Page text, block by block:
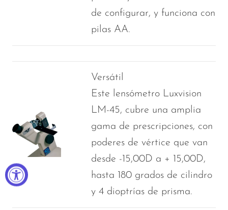
de configurar, y funciona con
pilas AA.
Versátil
Este lensómetro Luxvision
LM-45, cubre una amplia
gama de prescripciones, con
poderes de vértice que van
desde -15,00D a + 15,00D,
hasta 180 grados de cilindro
y 4 dioptrías de prisma.